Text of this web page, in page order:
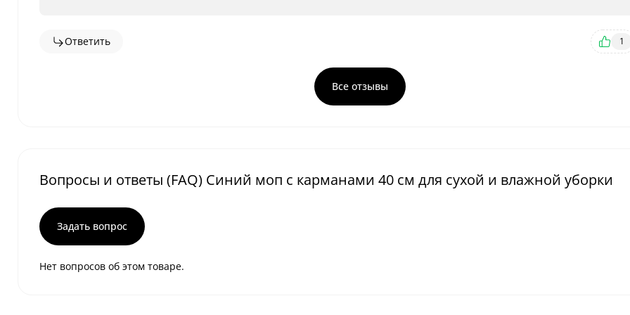
Ответить 1
Все отзывы
Вопросы и ответы (FAQ) Синий моп с карманами 40 см для сухой и влажной уборки
Задать вопрос
Нет вопросов об этом товаре.